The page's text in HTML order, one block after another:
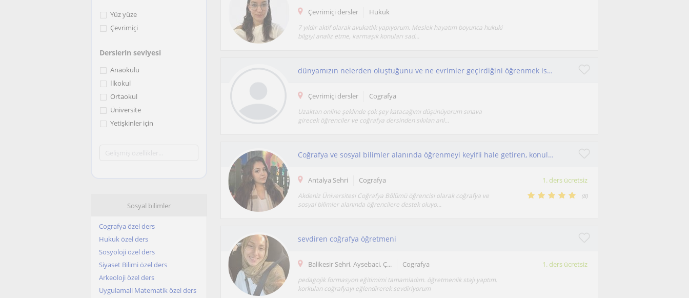
Yüz yüze
Çevrimiçi
Derslerin seviyesi
Anaokulu
İlkokul
Ortaokul
Üniversite
Yetişkinler için
Sosyal bilimler
Cografya özel ders
Hukuk özel ders
Sosyoloji özel ders
Siyaset Bilimi özel ders
Arkeoloji özel ders
Uygulamali Matematik özel ders
Çevrimiçi dersler Hukuk
7 yıldır aktif olarak avukatlık yapıyorum. Meslek hayatım boyunca hukuki
bilgiyi analiz etme, karmaşık konuları sad...
dünyamızın nelerden oluştuğunu ve ne evrimler geçirdiğini öğrenmek ister misiniz işte coğrafya dersi ile bunu başaracaksınız
Çevrimiçi dersler Cografya
Uzaktan online şeklinde çok şey katacağımı düşünüyorum sınava
girecek öğrenciler ve coğrafya dersinden sıkılan anl...
Coğrafya ve sosyal bilimler alanında öğrenmeyi keyifli hale getiren, konuları günlük yaşamla ilişkilendirerek anlatırım
Antalya Sehri Cografya 1. ders ücretsiz
Akdeniz Üniversitesi Coğrafya Bölümü öğrencisi olarak coğrafya ve
sosyal bilimler alanında öğrencilere destek oluyo...
(8)
sevdiren coğrafya öğretmeni
Balikesir Sehri, Aysebaci, Ç... Cografya 1. ders ücretsiz
pedagojik formasyon eğitimimi tamamladım. öğretmenlik stajı yaptım.
korkulan coğrafyayı eğlendirerek sevdiriyorum